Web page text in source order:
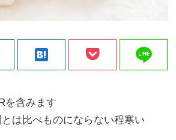
hatenabookmark line
を含みます
は比べものにならない程寒い